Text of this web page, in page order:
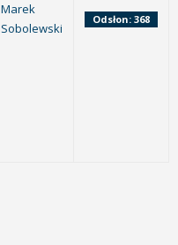
Marek
Sobolewski
Odsłon: 368